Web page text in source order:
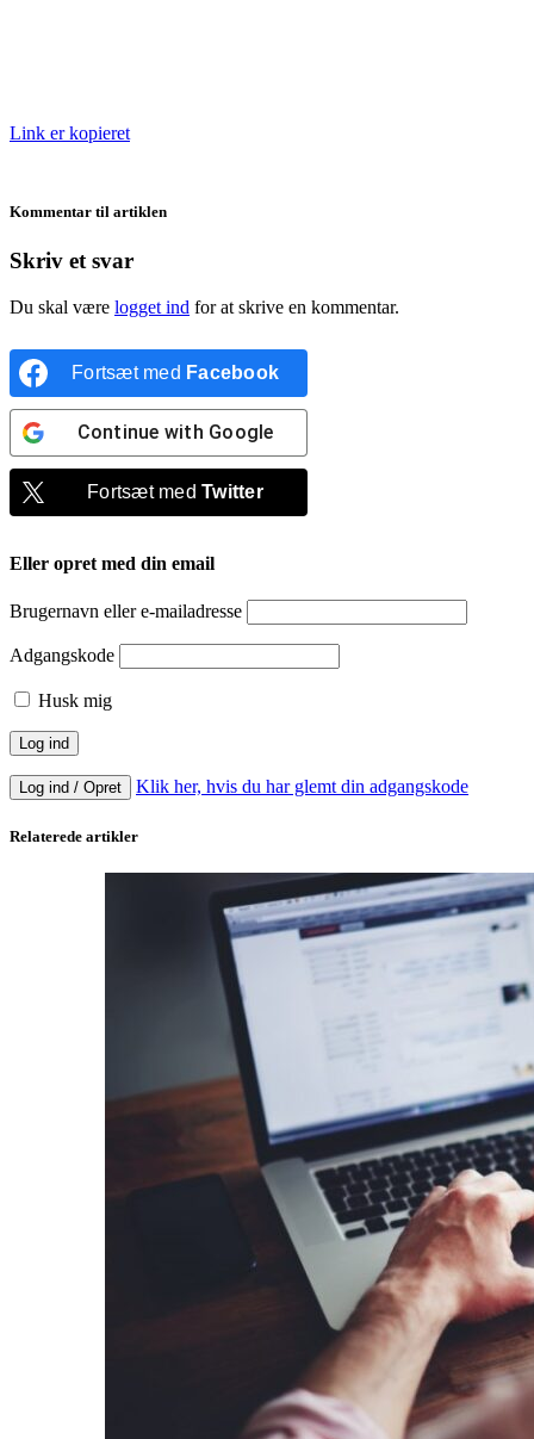
Link er kopieret
Kommentar til artiklen
Skriv et svar
Du skal være logget ind for at skrive en kommentar.
Fortsæt med Facebook
Continue with Google
Fortsæt medTwitter
Eller opret med din email
Brugernavn eller e-mailadresse
Adgangskode
Husk mig
Log ind / Opret Klik her, hvis du har glemt din adgangskode
Relaterede artikler